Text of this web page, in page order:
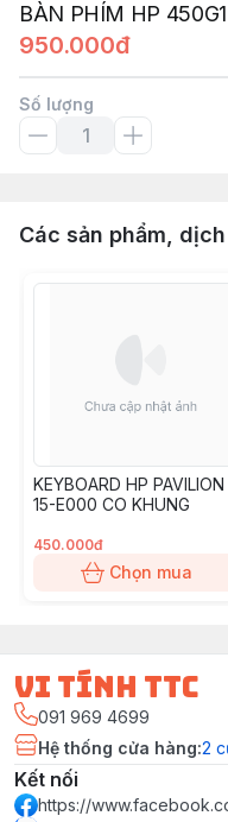
BÀN PHÍM HP 450G1
950.000đ
Số lượng
Các sản phẩm,
KEYBOARD HP PAVILION
15-E000 CO KHUNG
450.000đ
Chọn mua
vi tính ttc
091 969 4699
Hệ thống cửa hàng:2
Kết nối
https://